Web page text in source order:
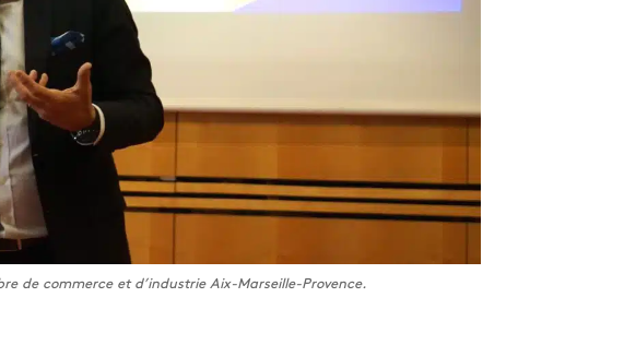
de commerce et d’industrie Aix-Marseille-Provence.